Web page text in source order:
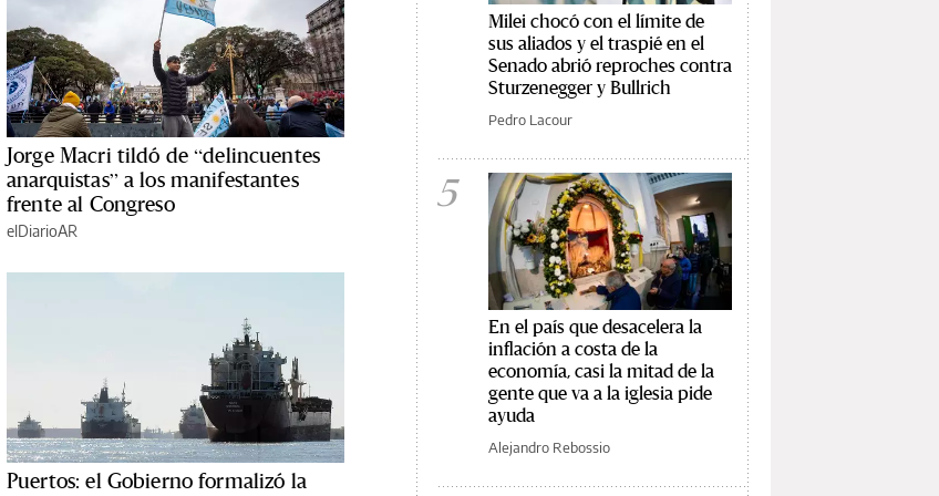
Jorge Macri tildó de “delincuentes
anarquistas” a los manifestantes
frente al Congreso
elDiarioAR
Puertos: el Gobierno formalizó la
Milei chocó con el límite de
sus aliados y el traspié en el
Senado abrió reproches contra
Sturzenegger y Bullrich
Pedro Lacour
5
En el país que desacelera la
inflación a costa de la
economía, casi la mitad de la
gente que va a la iglesia pide
ayuda
Alejandro Rebossio